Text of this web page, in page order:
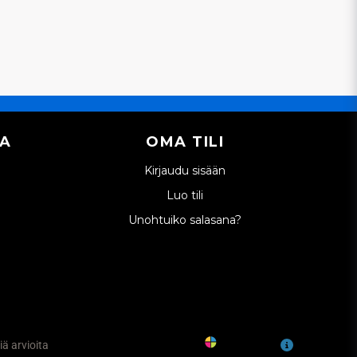
OMA TILI
Kirjaudu sisään
Luo tili
Unohtuiko salasana?